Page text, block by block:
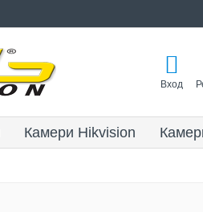
Вход
Камери Hikvision